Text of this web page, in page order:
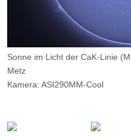
Sonne im Licht der CaK-Linie
Metz
Kamera: ASI290MM-Cool
Filter: -